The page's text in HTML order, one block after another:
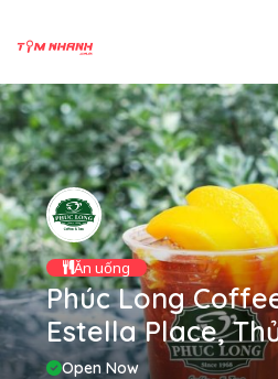
Ăn uống
Phúc Long
Estella Place,
Open Now